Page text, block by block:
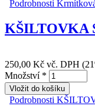
Podrobnosti
KŠILTOVKA
250,00 Kč vč. DPH
Množství *
Podrobnosti